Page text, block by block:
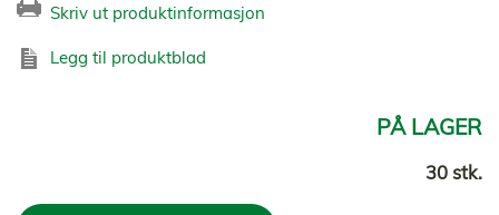
Skriv ut produktinformasjon
Legg til produktblad
PÅ LAGER
30 stk.